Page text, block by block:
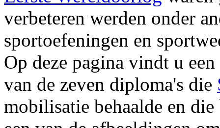
verbeteren werden onder
sportoefeningen en
Op deze pagina vindt u
van de zeven diploma's die
mobilisatie behaalde en